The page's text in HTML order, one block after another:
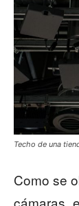
Techo de una
Como se
cámaras